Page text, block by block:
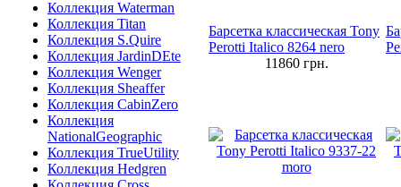
Коллекция Waterman
Коллекция Titan
Коллекция S.Quire
Коллекция JardinDEte
Коллекция Wenger
Коллекция Sheaffer
Коллекция CabinZero
Коллекция
NationalGeographic
Коллекция TrueUtility
Коллекция Hedgren
Барсетка классическая Tony
Perotti Italico 8264 nero
11860грн.